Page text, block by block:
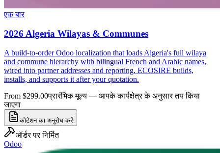
एक बार
2026 Algeria Wilayas & Communes
A build-to-order Odoo localization that loads Algeria's full wilaya
and commune hierarchy with bilingual French and Arabic names,
wired into partner addresses and reporting. ECOSIRE builds,
installs, and supports it after your quotation.
From $299.00प्रारंभिक मूल्य — आपके कार्यक्षेत्र के अनुसार तय किया
जाएगा
कोटेशन का अनुरोध करें
ऑर्डर पर निर्मित
Odoo